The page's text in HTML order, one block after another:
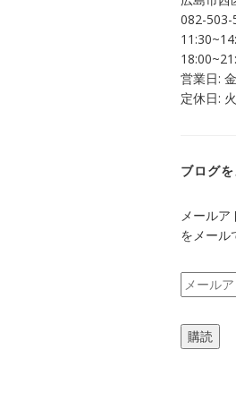
082-503-
営業日:
定休日:
ブログ
メールア
をメール
メ
ー
ル
ア
購読